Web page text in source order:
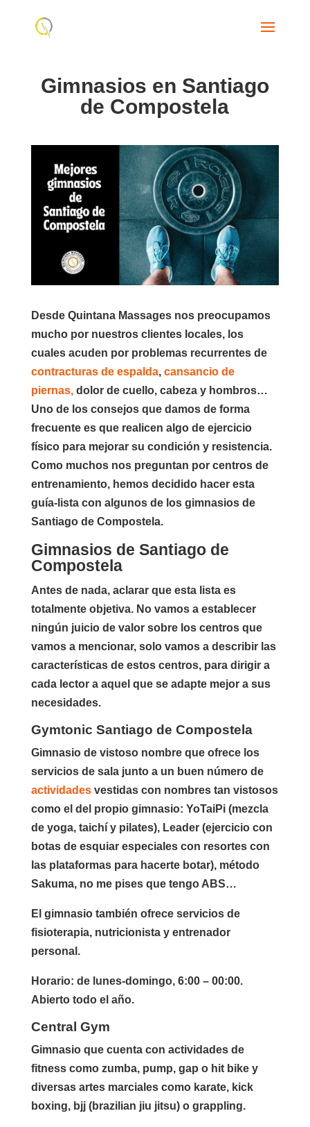
Gimnasios en Santiago
de Compostela
Desde Quintana Massages nos preocupamos
mucho por nuestros clientes locales, los
cuales acuden por problemas recurrentes de
contracturas de espalda, cansancio de
piernas,dolor de cuello, cabeza y hombros…
Uno de los consejos que damos de forma
frecuente es que realicen algo de ejercicio
físico para mejorar su condición y resistencia.
Como muchos nos preguntan por centros de
entrenamiento, hemos decidido hacer esta
guía-lista con algunos de los gimnasios de
Santiago de Compostela.
Gimnasios de Santiago de
Compostela
Antes de nada, aclarar que esta lista es
totalmente objetiva. No vamos a establecer
ningún juicio de valor sobre los centros que
vamos a mencionar, solo vamos a describir las
características de estos centros, para dirigir a
cada lector a aquel que se adapte mejor a sus
necesidades.
Gymtonic Santiago de Compostela
Gimnasio de vistoso nombre que ofrece los
servicios de sala junto a un buen número de
actividadesvestidas con nombres tan vistosos
como el del propio gimnasio: YoTaiPi (mezcla
de yoga, taichí y pilates), Leader (ejercicio con
botas de esquiar especiales con resortes con
las plataformas para hacerte botar), método
Sakuma, no me pises que tengo ABS…
El gimnasio también ofrece servicios de
fisioterapia, nutricionista y entrenador
personal.
Horario: de lunes-domingo, 6:00 – 00:00.
Abierto todo el año.
Central Gym
Gimnasio que cuenta con actividades de
fitness como zumba, pump, gap o hit bike y
diversas artes marciales como karate, kick
boxing, bjj (brazilian jiu jitsu) o grappling.